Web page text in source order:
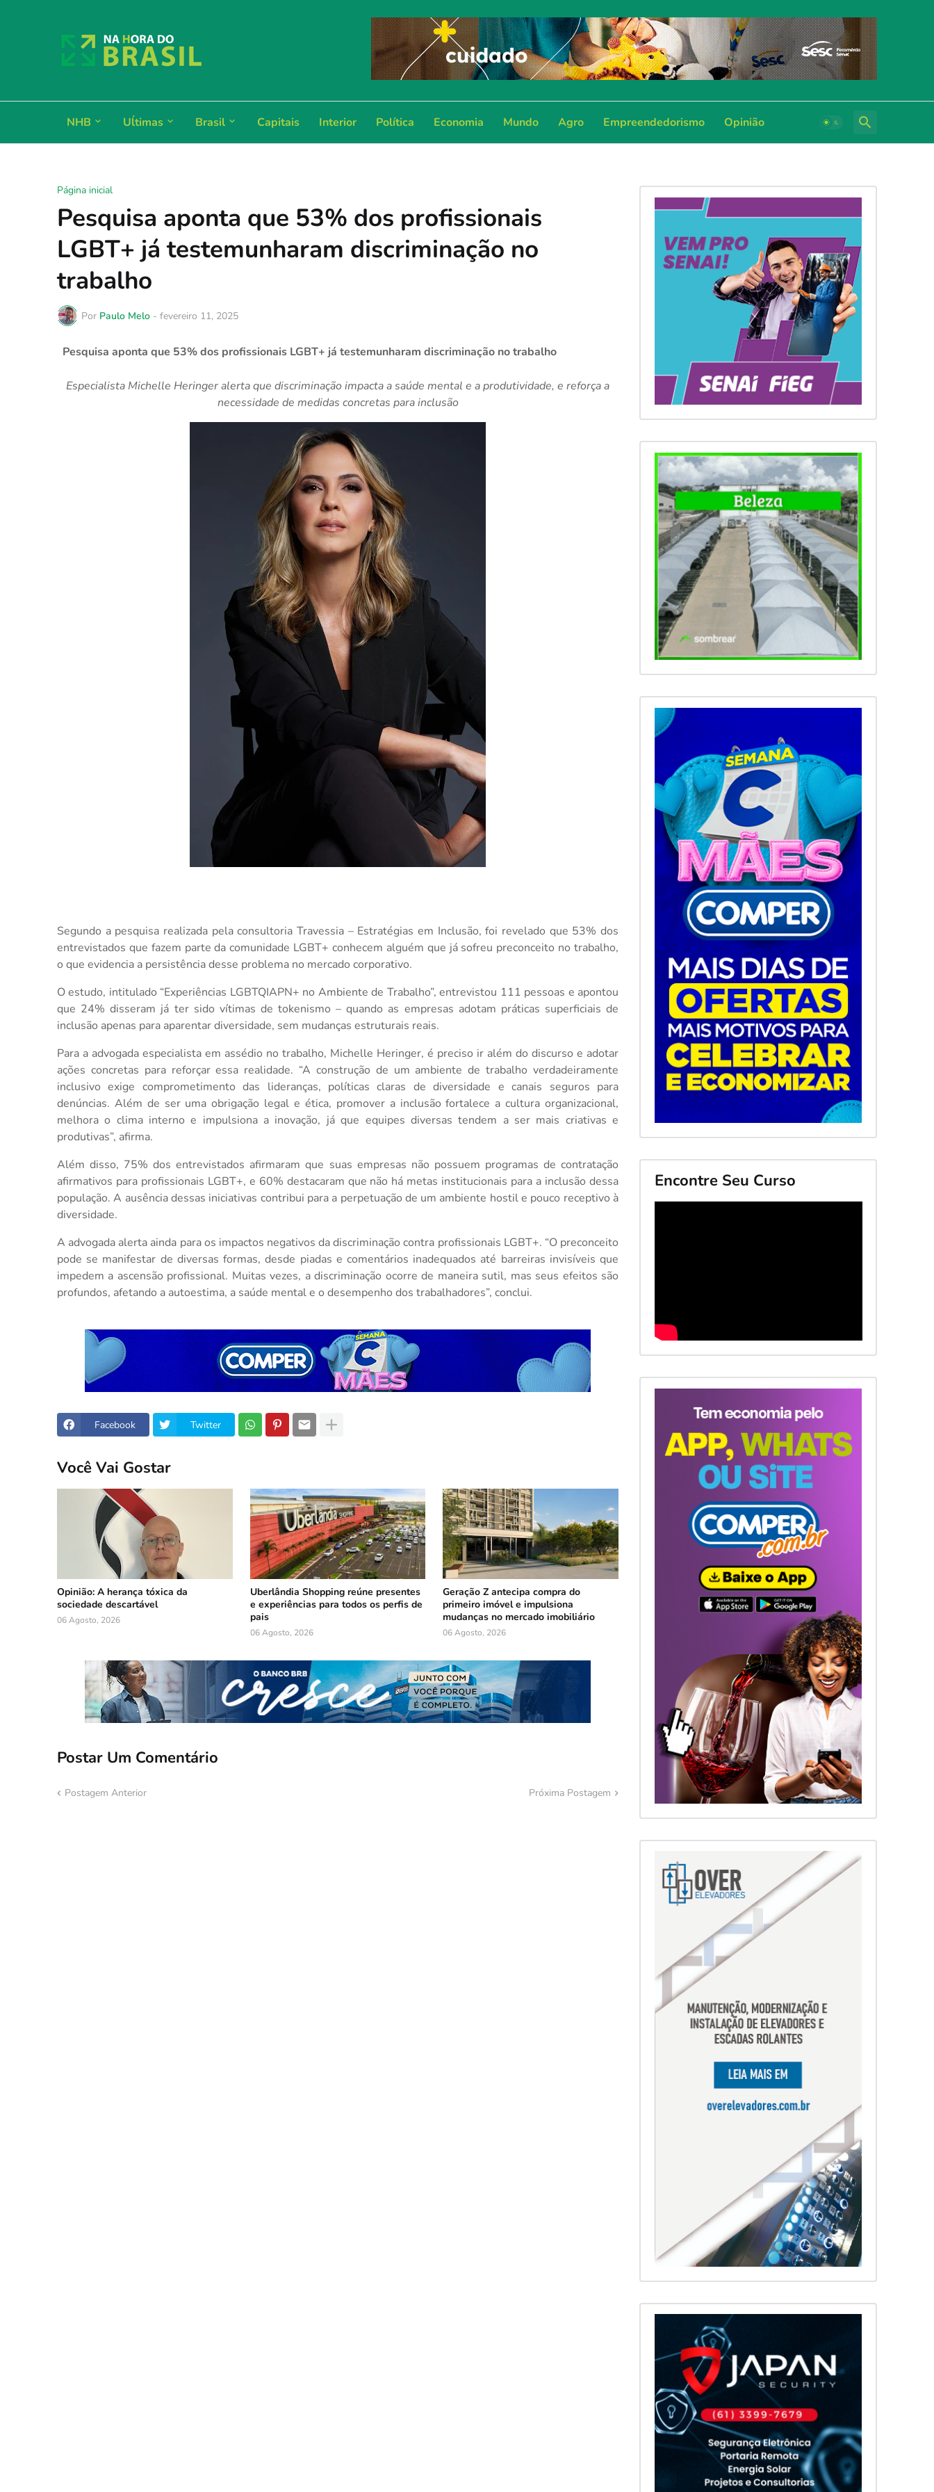
NHB Uĺtimas Brasil Capitais Interior Política Economia Mundo Agro Empreendedorismo Opinião
Página inicial
Pesquisa aponta que 53% dos profissionais
LGBT+ já testemunharam discriminação no
trabalho
Por Paulo Melo - fevereiro 11, 2025
Pesquisa aponta que 53% dos profissionais LGBT+ já testemunharam discriminação no trabalho
Especialista Michelle Heringer alerta que discriminação impacta a saúde mental e a produtividade, e reforça a
necessidade de medidas concretas para inclusão
Segundo a pesquisa realizada pela consultoria Travessia – Estratégias em Inclusão, foi revelado que 53% dos
entrevistados que fazem parte da comunidade LGBT+ conhecem alguém que já sofreu preconceito no trabalho,
o que evidencia a persistência desse problema no mercado corporativo.
O estudo, intitulado “Experiências LGBTQIAPN+ no Ambiente de Trabalho”, entrevistou 111 pessoas e apontou
que 24% disseram já ter sido vítimas de tokenismo – quando as empresas adotam práticas superficiais de
inclusão apenas para aparentar diversidade, sem mudanças estruturais reais.
Para a advogada especialista em assédio no trabalho, Michelle Heringer, é preciso ir além do discurso e adotar
ações concretas para reforçar essa realidade. “A construção de um ambiente de trabalho verdadeiramente
inclusivo exige comprometimento das lideranças, políticas claras de diversidade e canais seguros para
denúncias. Além de ser uma obrigação legal e ética, promover a inclusão fortalece a cultura organizacional,
melhora o clima interno e impulsiona a inovação, já que equipes diversas tendem a ser mais criativas e
produtivas”, afirma.
Além disso, 75% dos entrevistados afirmaram que suas empresas não possuem programas de contratação
afirmativos para profissionais LGBT+, e 60% destacaram que não há metas institucionais para a inclusão dessa
população. A ausência dessas iniciativas contribui para a perpetuação de um ambiente hostil e pouco receptivo à
diversidade.
A advogada alerta ainda para os impactos negativos da discriminação contra profissionais LGBT+. “O preconceito
pode se manifestar de diversas formas, desde piadas e comentários inadequados até barreiras invisíveis que
impedem a ascensão profissional. Muitas vezes, a discriminação ocorre de maneira sutil, mas seus efeitos são
profundos, afetando a autoestima, a saúde mental e o desempenho dos trabalhadores”, conclui.
Facebook Twitter
Você Vai Gostar
Opinião: A herança tóxica da
sociedade descartável
06 Agosto, 2026
Uberlândia Shopping reúne presentes
e experiências para todos os perfis de
pais
06 Agosto, 2026
Geração Z antecipa compra do
primeiro imóvel e impulsiona
mudanças no mercado imobiliário
06 Agosto, 2026
Postar Um Comentário
Postagem Anterior Próxima Postagem
Encontre Seu Curso